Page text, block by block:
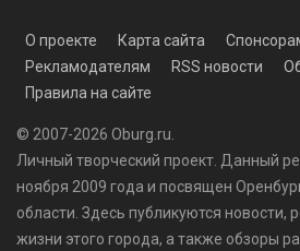
О проекте Карта сайта
Рекламодателям
RSS новости
Правила на сайте
© 2007-2026 Oburg.ru.
Личный творческий проект. Данный
ноября 2009 года и посвящен
области. Здесь публикуются новости,
жизни этого города, а также обзоры